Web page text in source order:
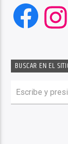
BUSCAR EN EL